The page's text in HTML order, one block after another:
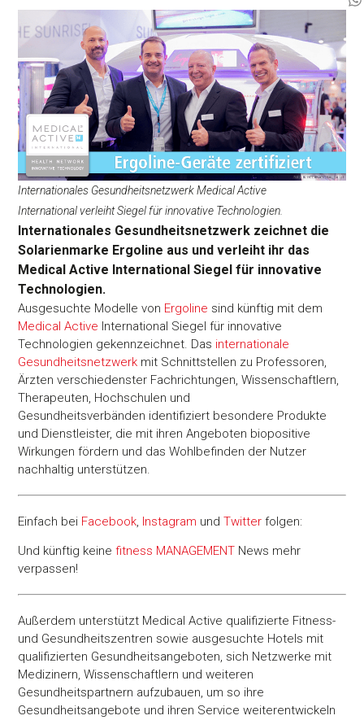
Internationales Gesundheitsnetzwerk Medical Active
International verleiht Siegel für innovative Technologien.
Internationales Gesundheitsnetzwerk zeichnet die
Solarienmarke Ergoline aus und verleiht ihr das
Medical Active International Siegel für innovative
Technologien.
Ausgesuchte Modelle von Ergoline sind künftig mit dem
Medical Active International Siegel für innovative
Technologien gekennzeichnet. Das internationale
Gesundheitsnetzwerk mit Schnittstellen zu Professoren,
Ärzten verschiedenster Fachrichtungen, Wissenschaftlern,
Therapeuten, Hochschulen und
Gesundheitsverbänden identifiziert besondere Produkte
und Dienstleister, die mit ihren Angeboten biopositive
Wirkungen fördern und das Wohlbefinden der Nutzer
nachhaltig unterstützen.
Einfach bei Facebook, Instagram undTwitter folgen:
Und künftig keinefitness MANAGEMENT News mehr
verpassen!
Außerdem unterstützt Medical Active qualifizierte Fitness-
und Gesundheitszentren sowie ausgesuchte Hotels mit
qualifizierten Gesundheitsangeboten, sich Netzwerke mit
Medizinern, Wissenschaftlern und weiteren
Gesundheitspartnern aufzubauen, um so ihre
Gesundheitsangebote und ihren Service weiterentwickeln